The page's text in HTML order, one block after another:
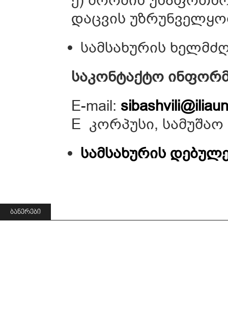
დაცვის
სამსახურის
საკონტაქტო
E-mail:
E კორპუსი, სამუშაო
სამსახურის
ᲑᲐᲜᲔᲠᲔᲑᲘ